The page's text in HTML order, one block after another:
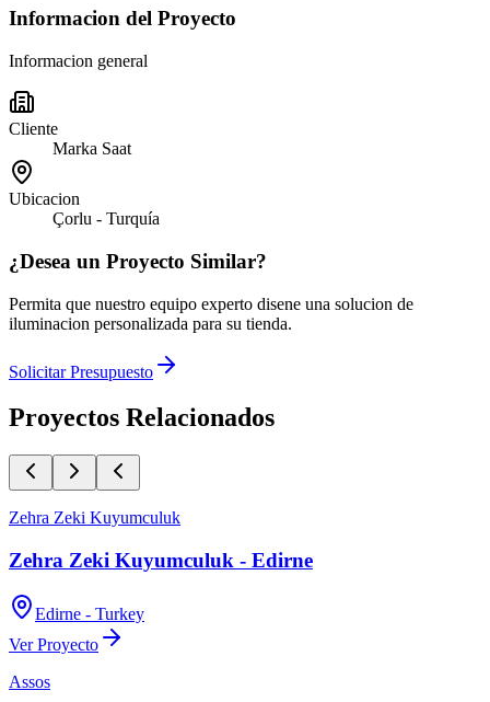
Informacion del Proyecto
Informacion general
Cliente
Marka Saat
Ubicacion
Çorlu - Turquía
¿Desea un Proyecto Similar?
Permita que nuestro equipo experto disene una solucion de
iluminacion personalizada para su tienda.
Solicitar Presupuesto
Proyectos Relacionados
Zehra Zeki Kuyumculuk
Zehra Zeki Kuyumculuk - Edirne
Edirne - Turkey
Ver Proyecto
Assos